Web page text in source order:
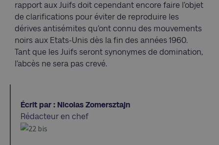
rapport aux Juifs doit cependant encore faire l’objet
de clarifications pour éviter de reproduire les
dérives antisémites qu’ont connu des mouvements
noirs aux Etats-Unis dès la fin des années 1960.
Tant que les Juifs seront synonymes de domination,
l’abcès ne sera pas crevé.
Écrit par : Nicolas Zomersztajn
Rédacteur en chef